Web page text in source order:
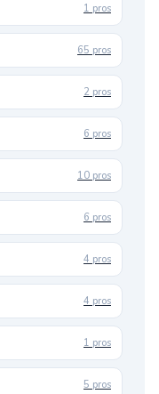
1 pros
65 pros
2 pros
6 pros
10 pros
6 pros
4 pros
4 pros
1 pros
5 pros